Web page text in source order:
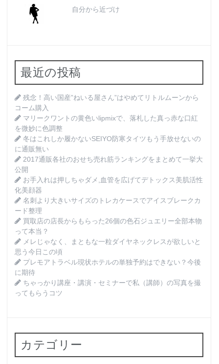
自分から近づけ
最近の投稿
残念！高い国産”ねいる屋さん”はやめてリトルムーンから
コーム購入
マリークワントの黄色いlipmixで、落札した真っ赤な口紅
を微妙に色調整
冬はこれしか履かないSEIYO防寒タイツもう手放せないの
に通販無い
2017通販各社のおせち売れ筋ランキングをまとめて一挙大
公開
お手入れは押しちゃダメ,血管を広げてデトックス美肌活性
化美顔器
名刺より大きいサイズのトレカケースでアイスブレークカ
ード整理
買取店の店長からもらった26個の色石ジュエリー全部本物
って本当？
メレじゃなく、まともな一粒ダイヤネックレスが欲しいと
思う今日この頃
プレモアトラベル現状ホテルの単独予約はできない？今後
に期待
ちゃっかり講座・講演・セミナーで私（講師）の写真を撮
ってもらうコツ
カテゴリー